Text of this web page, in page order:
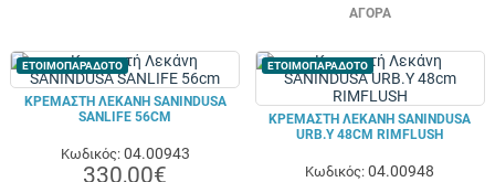
ΑΓΟΡΆ
ΕΤΟΙΜΟΠΑΡΑΔΟΤΟ
ΚΡΕΜΑΣΤΉ ΛΕΚΆΝΗ SANINDUSA
SANLIFE 56CM
Κωδικός: 04.00943
330,00€
ΕΤΟΙΜΟΠΑΡΑΔΟΤΟ
ΚΡΕΜΑΣΤΉ ΛΕΚΆΝΗ SANINDUSA
URB.Y 48CM RIMFLUSH
Κωδικός:04.00948